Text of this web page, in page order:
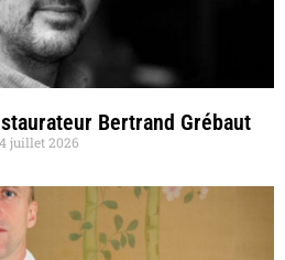
Bertrand Grébaut
4 juillet 2026